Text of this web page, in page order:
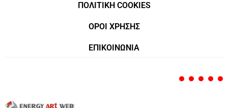
ΠΟΛΙΤΙΚΗ COOKIES
ΟΡΟΙ ΧΡΗΣΗΣ
ΕΠΙΚΟΙΝΩΝΙΑ